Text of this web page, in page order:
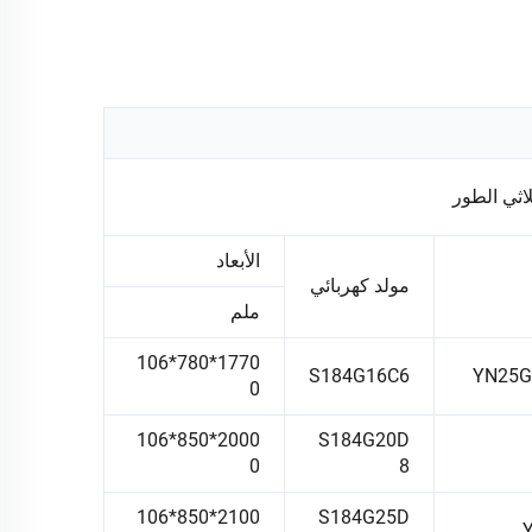
مولد كهربائي
الأبعاد
ملم
S184G16C6
1770*780*106
0
S184G20D
8
2000*850*106
0
S184G25D
2100*850*106